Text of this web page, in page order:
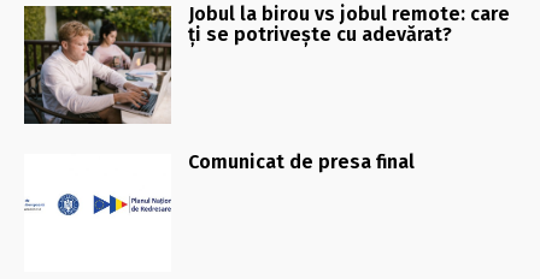
Jobul la birou vs jobul remote: care
ți se potrivește cu adevărat?
Comunicat de presa final